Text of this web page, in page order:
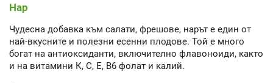
Нар
Чудесна добавка към салати, фрешове, нарът е един от
най-вкусните и полезни есенни плодове. Той е много
богат на антиоксиданти, включително флавоноиди, както
и на витамини К, С, E, B6 фолат и калий.